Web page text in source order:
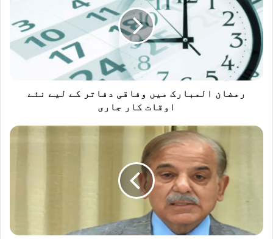
وفاقی
دفاتر
کے
لیے
نئے
اوقات
رمضان المبارک میں وفاقی دفاتر کے لیے نئے
اوقات کار جاری
آرمی
وزیراعظم